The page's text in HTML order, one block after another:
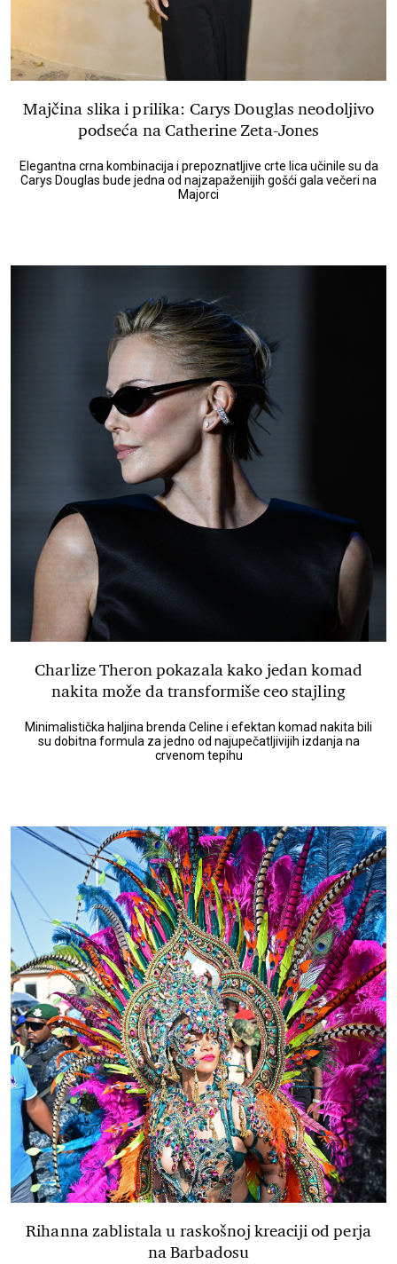
Majčina slika i prilika: Carys Douglas neodoljivo
podseća na Catherine Zeta-Jones
Elegantna crna kombinacija i prepoznatljive crte lica učinile su da
Carys Douglas bude jedna od najzapaženijih gošći gala večeri na
Majorci
Charlize Theron pokazala kako jedan komad
nakita može da transformiše ceo stajling
Minimalistička haljina brenda Celine i efektan komad nakita bili
su dobitna formula za jedno od najupečatljivijih izdanja na
crvenom tepihu
Rihanna zablistala u raskošnoj kreaciji od perja
na Barbadosu